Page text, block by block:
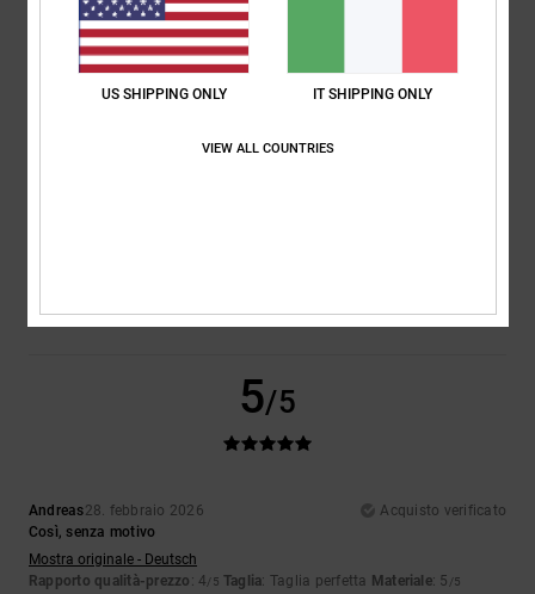
Comfort
5.0
5/5
Andreas28. febbraio 2026
Acquisto verificato
Così, senza motivo
Mostra originale - Deutsch
Rapporto qualità-prezzo : 4/5 Taglia: Taglia perfetta Materiale: 5 /5
US SHIPPING ONLY IT SHIPPING ONLY
VIEW ALL COUNTRIES